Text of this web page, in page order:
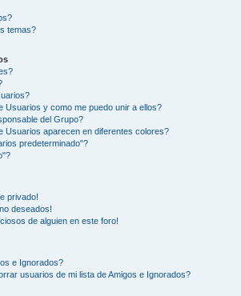
temas?
Usuarios y como me puedo unir a ellos?
del Grupo?
Usuarios aparecen en diferentes colores?
predeterminado"?
privado!
deseados!
de alguien en este foro!
e Ignorados?
usuarios de mi lista de Amigos e Ignorados?